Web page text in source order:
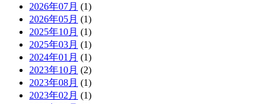
2026年07月 (1)
2026年05月 (1)
2025年10月 (1)
2025年03月 (1)
2024年01月 (1)
2023年10月 (2)
2023年08月 (1)
2023年02月 (1)